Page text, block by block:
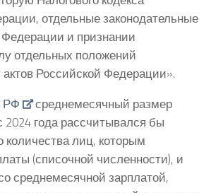
отдельные законодательные
и признании
отдельных положений
Российской Федерации».
РФ
среднемесячный размер
2024 года рассчитывался бы
количества лиц, которым
(списочной численности), и
среднемесячной зарплатой,